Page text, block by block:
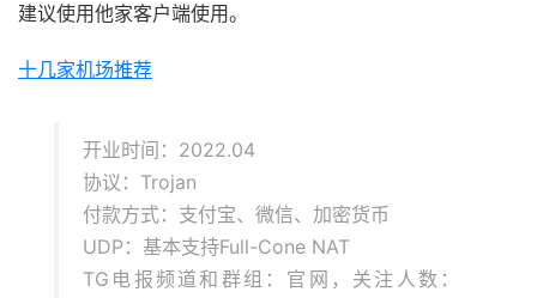
建议使用他家客户端使用。
十几家机场推荐
开业时间：2022.04
协议：Trojan
付款方式：支付宝、微信、加密货币
UDP：基本支持Full-Cone NAT
TG电报频道和群组：官网，关注人数：